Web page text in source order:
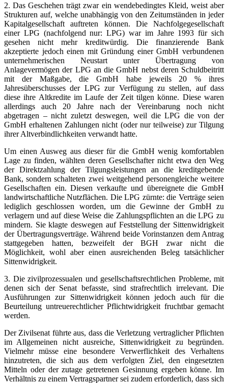
2. Das Geschehen trägt zwar ein wendebedingtes Kleid, weist aber
Strukturen auf, welche unabhängig von den Zeitumständen in jeder
Kapitalgesellschaft auftreten können. Die Nachfolgegesellschaft
einer LPG (nachfolgend nur: LPG) war im Jahre 1993 für sich
gesehen nicht mehr kreditwürdig. Die finanzierende Bank
akzeptierte jedoch einen mit Gründung einer GmbH verbundenen
unternehmerischen Neustart unter Übertragung von
Anlagevermögen der LPG an die GmbH nebst deren Schuldbeitritt
mit der Maßgabe, die GmbH habe jeweils 20 % ihres
Jahresüberschusses der LPG zur Verfügung zu stellen, auf dass
diese ihre Altkredite im Laufe der Zeit tilgen könne. Diese waren
allerdings auch 20 Jahre nach der Vereinbarung noch nicht
abgetragen – nicht zuletzt deswegen, weil die LPG die von der
GmbH erhaltenen Zahlungen nicht (oder nur teilweise) zur Tilgung
ihrer Altverbindlichkeiten verwandt hatte.
Um einen Ausweg aus dieser für die GmbH wenig komfortablen
Lage zu finden, wählten deren Gesellschafter nicht etwa den Weg
der Direktzahlung der Tilgungsleistungen an die kreditgebende
Bank, sondern schalteten zwei weitgehend personengleiche weitere
Gesellschaften ein. Diesen verkaufte und übereignete die GmbH
landwirtschaftliche Nutzflächen. Die LPG zürnte: die Verträge seien
lediglich geschlossen worden, um die Gewinne der GmbH zu
verlagern und auf diese Weise die Zahlungspflichten an die LPG zu
mindern. Sie klagte deswegen auf Feststellung der Sittenwidrigkeit
der Übertragungsverträge. Während beide Vorinstanzen dem Antrag
stattgegeben hatten, bezweifelt der BGH zwar nicht die
Möglichkeit, wohl aber einen ausreichenden Beleg tatsächlicher
Sittenwidrigkeit.
3. Die zivilprozessualen und gesellschaftsrechtlichen Probleme, mit
denen sich der Senat befasste, sind strafrechtlich irrelevant. Die
Ausführungen zur Sittenwidrigkeit können jedoch auch für die
Beurteilung untreuerechtlicher Pflichtwidrigkeit fruchtbar gemacht
werden.
Der Zivilsenat führte aus, dass die Verletzung vertraglicher Pflichten
im Allgemeinen nicht ausreiche, Sittenwidrigkeit zu begründen.
Vielmehr müsse eine besondere Verwerflichkeit des Verhaltens
hinzutreten, die sich aus dem verfolgten Ziel, den eingesetzten
Mitteln oder der zutage getretenen Gesinnung ergeben könne. Im
Verhältnis zu einem Vertragspartner sei zudem erforderlich, dass sich